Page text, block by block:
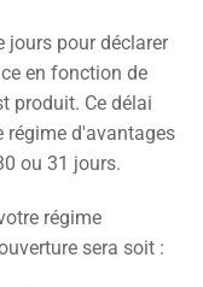
jours pour déclarer
en fonction de
produit. Ce délai
régime d'avantages
ou 31 jours.
régime
sera soit :